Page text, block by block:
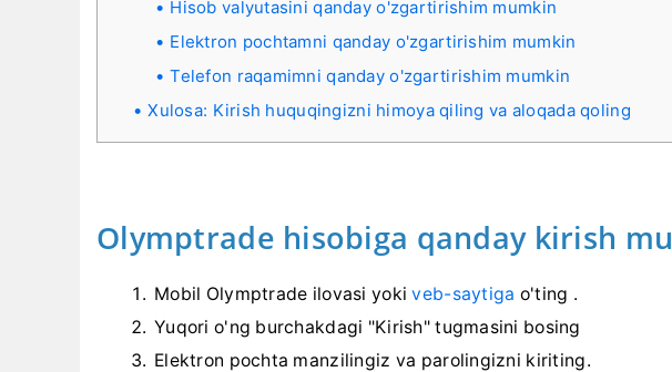
Hisob valyutasini qanday o'zgartirishim mumkin
Elektron pochtamni qanday o'zgartirishim mumkin
Telefon raqamimni qanday o'zgartirishim mumkin
Xulosa: Kirish huquqingizni himoya qiling va aloqada qoling
Olymptrade hisobiga qanday kirish
Mobil Olymptrade ilovasi yokiveb-saytiga o'ting .
Yuqori o'ng burchakdagi "Kirish" tugmasini bosing
Elektron pochta manzilingiz va parolingizni kiriting.